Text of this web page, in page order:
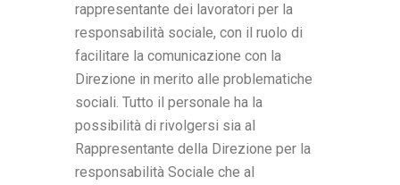
rappresentante dei lavoratori per la
responsabilità sociale, con il ruolo di
facilitare la comunicazione con la
Direzione in merito alle problematiche
sociali. Tutto il personale ha la
possibilità di rivolgersi sia al
Rappresentante della Direzione per la
responsabilità Sociale che al